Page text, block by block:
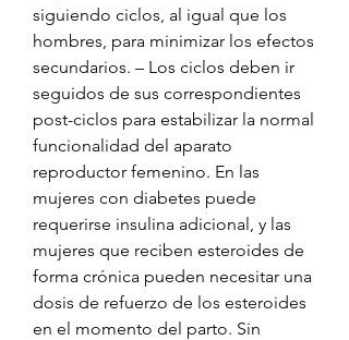
siguiendo ciclos, al igual que los
hombres, para minimizar los efectos
secundarios. – Los ciclos deben ir
seguidos de sus correspondientes
post-ciclos para estabilizar la normal
funcionalidad del aparato
reproductor femenino. En las
mujeres con diabetes puede
requerirse insulina adicional, y las
mujeres que reciben esteroides de
forma crónica pueden necesitar una
dosis de refuerzo de los esteroides
en el momento del parto. Sin